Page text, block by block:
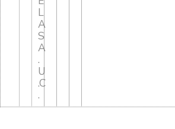
L
A
S
A
.
U
.C
.